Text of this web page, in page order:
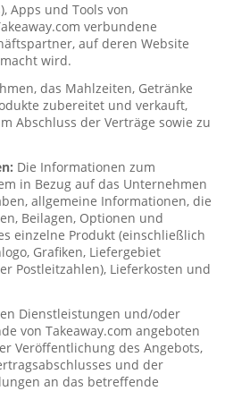
Apps und Tools von
verbundene
auf deren Website
wird.
das Mahlzeiten, Getränke
zubereitet und verkauft,
Abschluss der Verträge sowie zu
Die Informationen zum
in Bezug auf das Unternehmen
allgemeine Informationen, die
Beilagen, Optionen und
einzelne Produkt (einschließlich
Grafiken, Liefergebiet
Postleitzahlen), Lieferkosten und
Dienstleistungen und/oder
von Takeaway.com angeboten
Veröffentlichung des Angebots,
und der
an das betreffende